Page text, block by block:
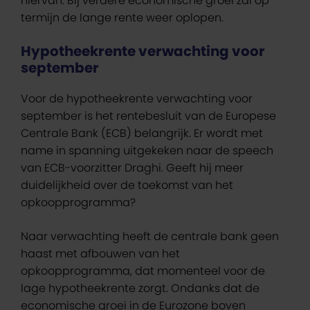
termijn de lange rente weer oplopen.
Hypotheekrente verwachting voor
september
Voor de hypotheekrente verwachting voor
september is het rentebesluit van de Europese
Centrale Bank (ECB) belangrijk. Er wordt met
name in spanning uitgekeken naar de speech
van ECB-voorzitter Draghi. Geeft hij meer
duidelijkheid over de toekomst van het
opkoopprogramma?
Naar verwachting heeft de centrale bank geen
haast met afbouwen van het
opkoopprogramma, dat momenteel voor de
lage hypotheekrente zorgt. Ondanks dat de
economische groei in de Eurozone boven